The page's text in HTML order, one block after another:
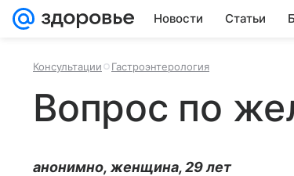
Новости Статьи
Консультации Гастроэнтерология
Вопрос по
анонимно, женщина, 29 лет